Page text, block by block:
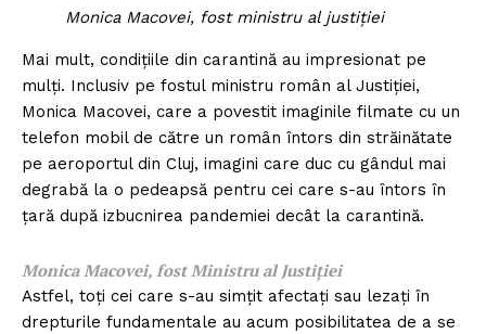
Monica Macovei, fost ministru al justiției
Mai mult, condițiile din carantină au impresionat pe
mulți. Inclusiv pe fostul ministru român al Justiției,
Monica Macovei, care a povestit imaginile filmate cu un
telefon mobil de către un român întors din străinătate
pe aeroportul din Cluj, imagini care duc cu gândul mai
degrabă la o pedeapsă pentru cei care s-au întors în
țară după izbucnirea pandemiei decât la carantină.
Monica Macovei, fost Ministru al Justiției
Astfel, toți cei care s-au simțit afectați sau lezați în
drepturile fundamentale au acum posibilitatea de a se